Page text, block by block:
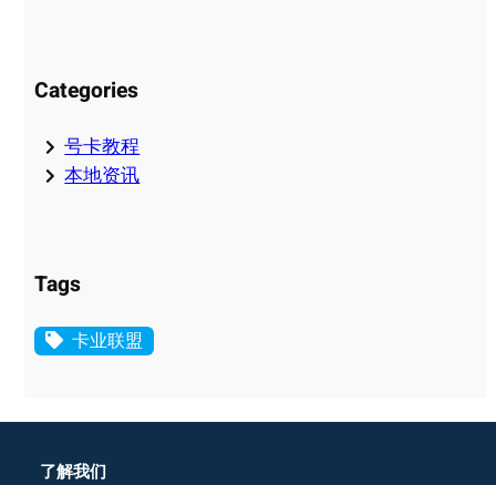
Categories
号卡教程
本地资讯
Tags
卡业联盟
了解我们